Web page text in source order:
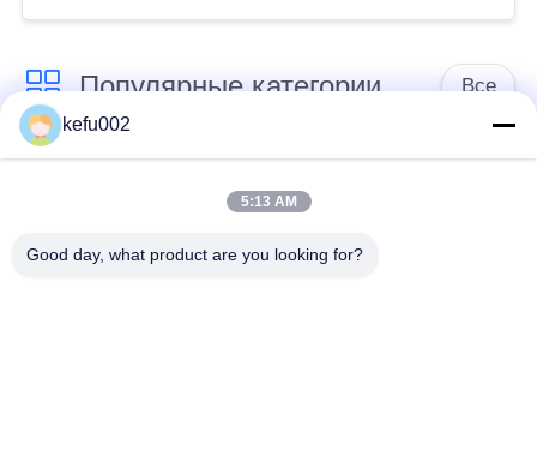
Популярные категории Все
Глубокая батарея
цикла ЛиФеПо4
Перезаряжаемые
Солнечная батарея
kefu002
5:13 AM
Good day, what product are you looking for?